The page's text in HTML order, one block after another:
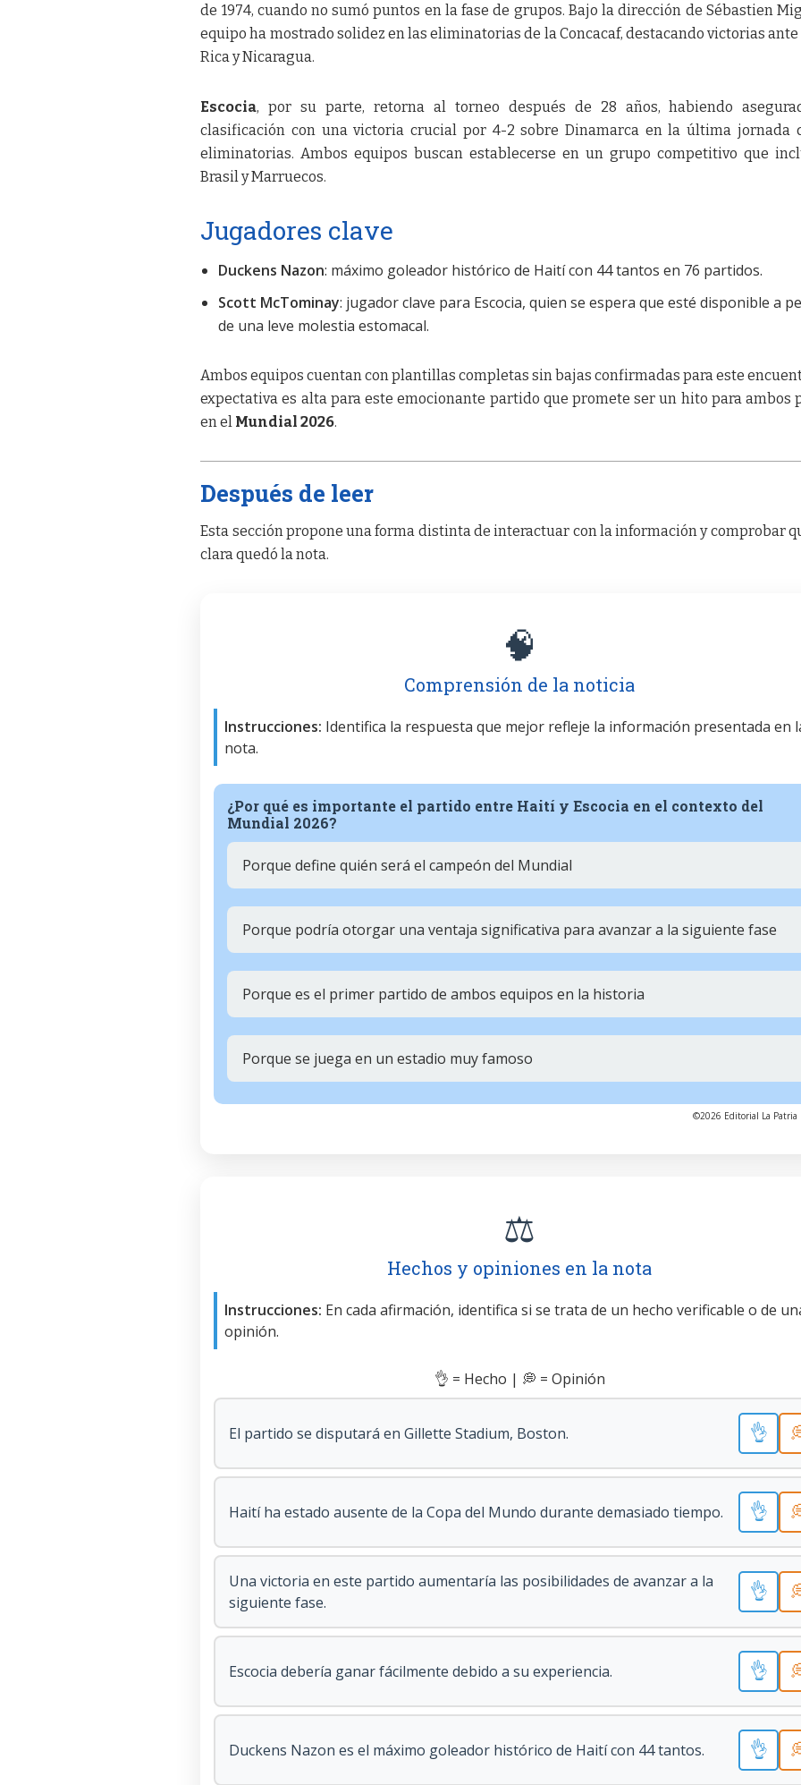
de 1974, cuando no sumó puntos en la fase de grupos. Bajo la dirección de Sébastien
equipo ha mostrado solidez en las eliminatorias de la Concacaf, destacando victorias ante
Rica y Nicaragua.
Escocia, por su parte, retorna al torneo después de 28 años, habiendo
clasificación con una victoria crucial por 4-2 sobre Dinamarca en la última jornada
eliminatorias. Ambos equipos buscan establecerse en un grupo competitivo que
Brasil y Marruecos.
Jugadores clave
Duckens Nazon: máximo goleador histórico de Haití con 44 tantos en 76 partidos.
Scott McTominay: jugador clave para Escocia, quien se espera que esté disponible a
de una leve molestia estomacal.
Ambos equipos cuentan con plantillas completas sin bajas confirmadas para este
expectativa es alta para este emocionante partido que promete ser un hito para ambos
en el Mundial 2026.
Después de leer
Esta sección propone una forma distinta de interactuar con la información y comprobar
clara quedó la nota.
🧠
Comprensión de la noticia
Instrucciones: Identifica la respuesta que mejor refleje la información presentada en
nota.
¿Por qué es importante el partido entre Haití y Escocia en el contexto del
Mundial 2026?
Porque define quién será el campeón del Mundial
Porque podría otorgar una ventaja significativa para avanzar a la siguiente fase
Porque es el primer partido de ambos equipos en la historia
Porque se juega en un estadio muy famoso
©2026 Editorial La Patria
⚖️
Hechos y opiniones en la nota
Instrucciones: En cada afirmación, identifica si se trata de un hecho verificable o de
opinión.
👌 = Hecho | 💭 = Opinión
El partido se disputará en Gillette Stadium, Boston. 👌
Haití ha estado ausente de la Copa del Mundo durante demasiado tiempo. 👌
Una victoria en este partido aumentaría las posibilidades de avanzar a la
siguiente fase.
👌
Escocia debería ganar fácilmente debido a su experiencia. 👌
Duckens Nazon es el máximo goleador histórico de Haití con 44 tantos. 👌